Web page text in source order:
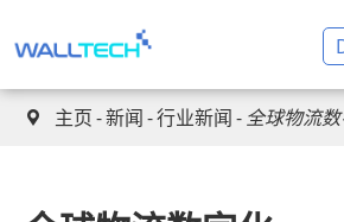
 主页 新闻 行业新闻 全球物流